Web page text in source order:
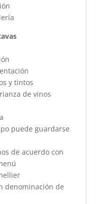
y tintos
de vinos
puede guardarse
de acuerdo con
denominación de